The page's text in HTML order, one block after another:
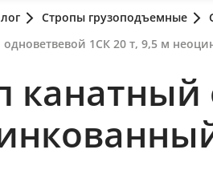
Стропы грузоподъемные
1СК 20 т, 9,5 м
канатный